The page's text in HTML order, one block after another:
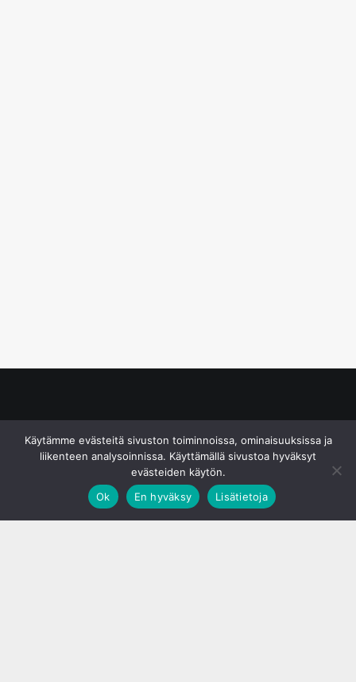
Käytämme evästeitä sivuston toiminnoissa, ominaisuuksissa ja
liikenteen analysoinnissa. Käyttämällä sivustoa hyväksyt
evästeiden käytön.
Ok
En hyväksy Lisätietoja